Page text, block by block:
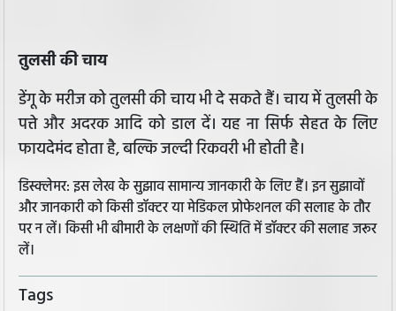
तुलसी की चाय
डेंगू के मरीज को तुलसी की चाय भी दे सकते हैं। चाय में तुलसी के
पत्ते और अदरक आदि को डाल दें। यह ना सिर्फ सेहत के लिए
फायदेमंद होता है, बल्कि जल्दी रिकवरी भी होती है।
डिस्क्लेमर: इस लेख के सुझाव सामान्य जानकारी के लिए हैं। इन सुझावों
और जानकारी को किसी डॉक्टर या मेडिकल प्रोफेशनल की सलाह के तौर
पर न लें। किसी भी बीमारी के लक्षणों की स्थिति में डॉक्टर की सलाह जरूर
लें।
Tags